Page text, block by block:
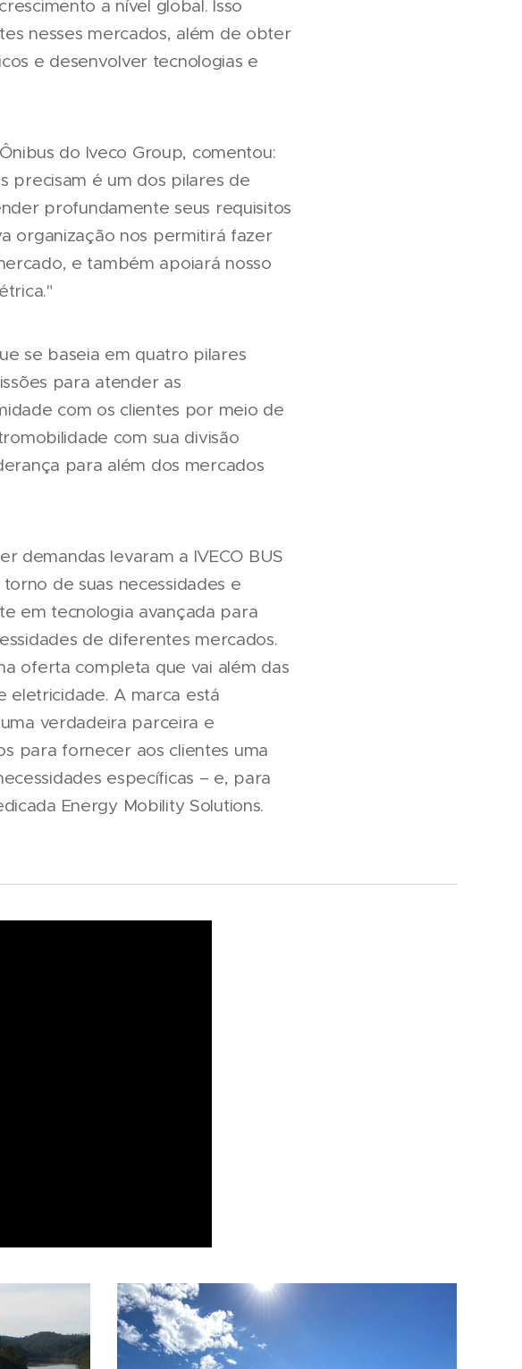
a nível global. Isso
nesses mercados, além de obter
e desenvolver tecnologias e
do Iveco Group, comentou:
precisam é um dos pilares de
profundamente seus requisitos
organização nos permitirá fazer
e também apoiará nosso
se baseia em quatro pilares
para atender as
com os clientes por meio de
com sua divisão
para além dos mercados
demandas levaram a IVECO BUS
de suas necessidades e
em tecnologia avançada para
de diferentes mercados.
oferta completa que vai além das
eletricidade. A marca está
verdadeira parceira e
para fornecer aos clientes uma
específicas – e, para
Energy Mobility Solutions.